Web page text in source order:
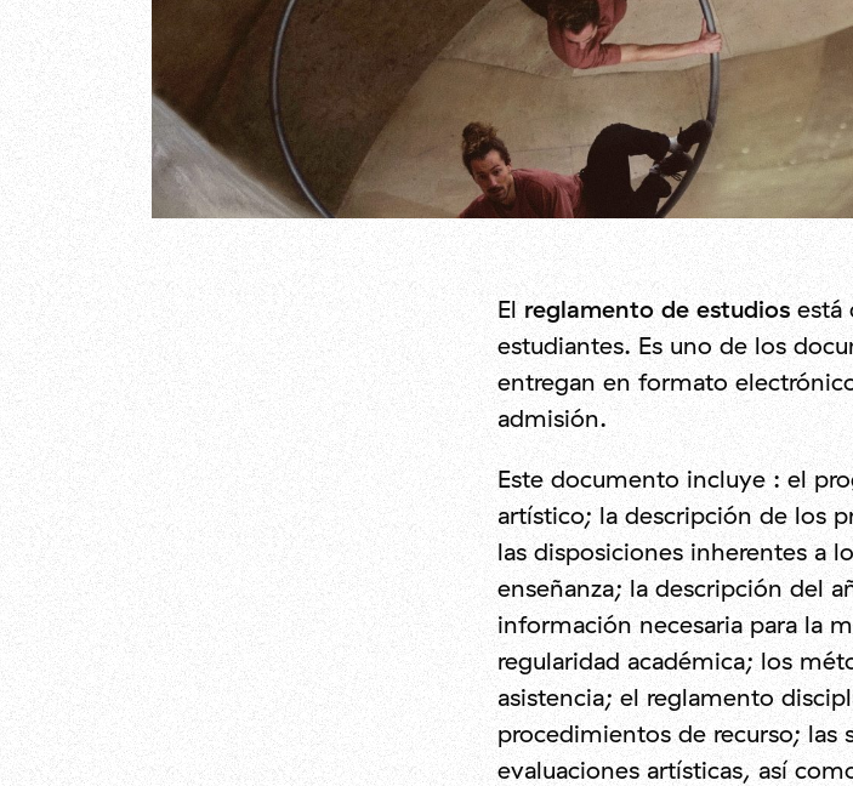
Elreglamento de estudiosestá
estudiantes. Es uno de los
entregan en formato
admisión.
Este documento incluye : el
artístico; la descripción de los
las disposiciones inherentes a
enseñanza; la descripción del
información necesaria para la
regularidad académica; los
asistencia; el reglamento
procedimientos de recurso; las
evaluaciones artísticas, así